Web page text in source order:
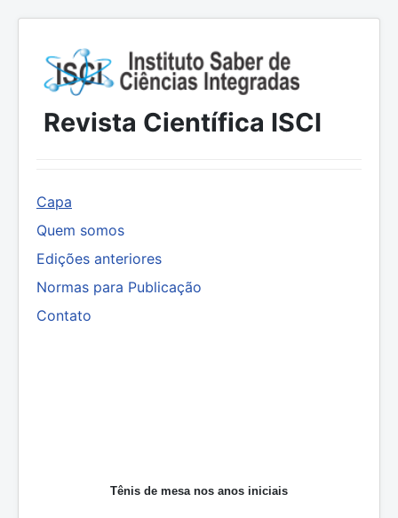
Revista Científica ISCI
Capa
Quem somos
Edições anteriores
Normas para Publicação
Contato
Tênis de mesa nos anos iniciais